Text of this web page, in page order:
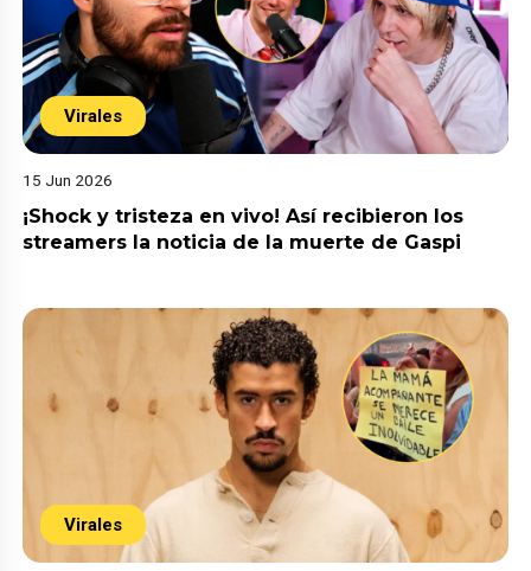
Virales
15 Jun 2026
¡Shock y tristeza en vivo! Así recibieron los
streamers la noticia de la muerte de Gaspi
Virales